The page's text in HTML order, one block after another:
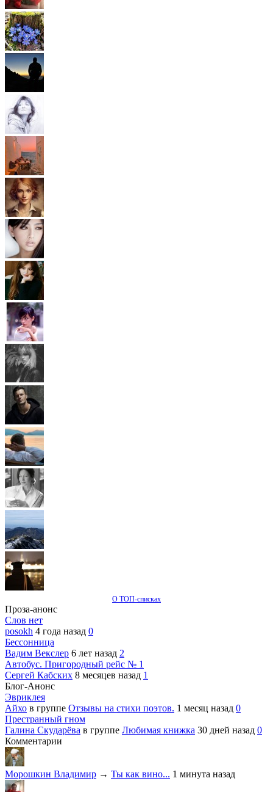
О ТОП-списках
Проза-анонс
Слов нет
posokh 4 года назад 0
Бессонница
Вадим Векслер 6 лет назад 2
Автобус. Пригородный рейс № 1
Сергей Кабских 8 месяцев назад 1
Блог-Анонс
Эвриклея
Айхо в группе Отзывы на стихи поэтов. 1 месяц назад 0
Престранный гном
Галина Скударёва в группе Любимая книжка 30 дней назад 0
Комментарии
Морошкин Владимир → Ты как вино... 1 минута назад